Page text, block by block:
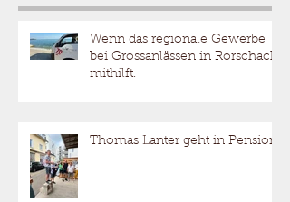
Wenn das regionale Gewerbe
bei Grossanlässen in Rorschach
mithilft.
Thomas Lanter geht in Pension